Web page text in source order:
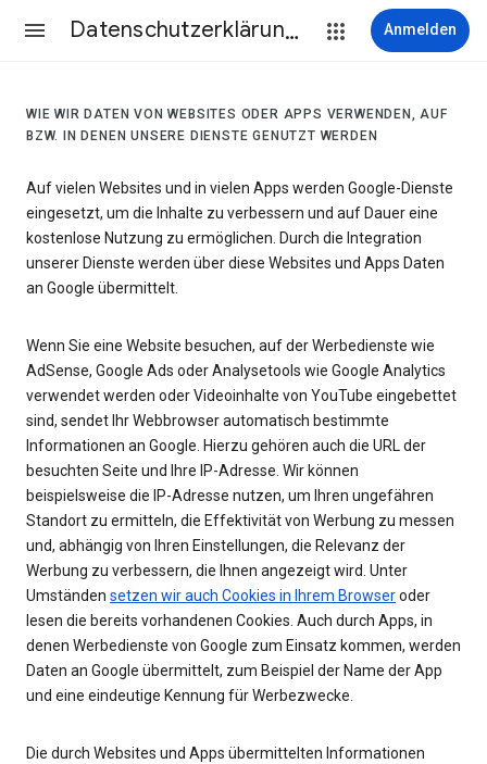
Datenschutzerklärung & Nutzungsbedingungen Anmelden
WIE WIR DATEN VON WEBSITES ODER APPS VERWENDEN, AUF
BZW. IN DENEN UNSERE DIENSTE GENUTZT WERDEN
Auf vielen Websites und in vielen Apps werden Google-Dienste
eingesetzt, um die Inhalte zu verbessern und auf Dauer eine
kostenlose Nutzung zu ermöglichen. Durch die Integration
unserer Dienste werden über diese Websites und Apps Daten
an Google übermittelt.
Wenn Sie eine Website besuchen, auf der Werbedienste wie
AdSense, Google Ads oder Analysetools wie Google Analytics
verwendet werden oder Videoinhalte von YouTube eingebettet
sind, sendet Ihr Webbrowser automatisch bestimmte
Informationen an Google. Hierzu gehören auch die URL der
besuchten Seite und Ihre IP-Adresse. Wir können
beispielsweise die IP-Adresse nutzen, um Ihren ungefähren
Standort zu ermitteln, die Effektivität von Werbung zu messen
und, abhängig von Ihren Einstellungen, die Relevanz der
Werbung zu verbessern, die Ihnen angezeigt wird. Unter
Umständen setzen wir auch Cookies in Ihrem Browseroder
lesen die bereits vorhandenen Cookies. Auch durch Apps, in
denen Werbedienste von Google zum Einsatz kommen, werden
Daten an Google übermittelt, zum Beispiel der Name der App
und eine eindeutige Kennung für Werbezwecke.
Die durch Websites und Apps übermittelten Informationen